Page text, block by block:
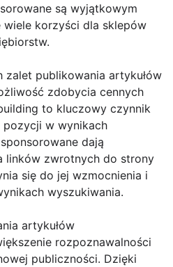
są wyjątkowym
wiele korzyści dla sklepów
zalet publikowania artykułów
zdobycia cennych
to kluczowy czynnik
pozycji w wynikach
dają
linków zwrotnych do strony
się do jej wzmocnienia i
wyszukiwania.
artykułów
rozpoznawalności
publiczności. Dzięki